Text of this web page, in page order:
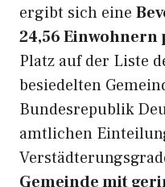
ergibt sich eine
24,56 Einwohnern
Platz auf der Liste
besiedelten
Bundesrepublik
amtlichen
Gemeinde mit